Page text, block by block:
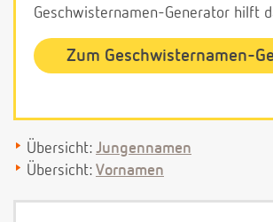
Geschwisternamen-Generator hilft
Zum Geschwisternamen-
Übersicht: Jungennamen
Übersicht: Vornamen